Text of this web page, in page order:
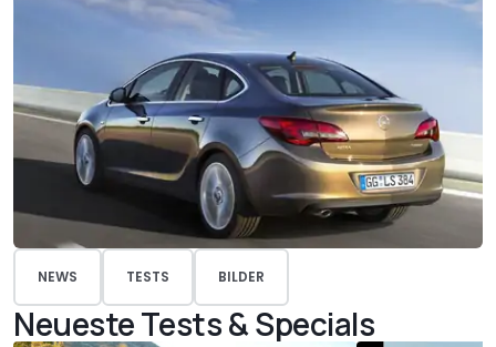
NEWS TESTS BILDER
Neueste Tests & Specials